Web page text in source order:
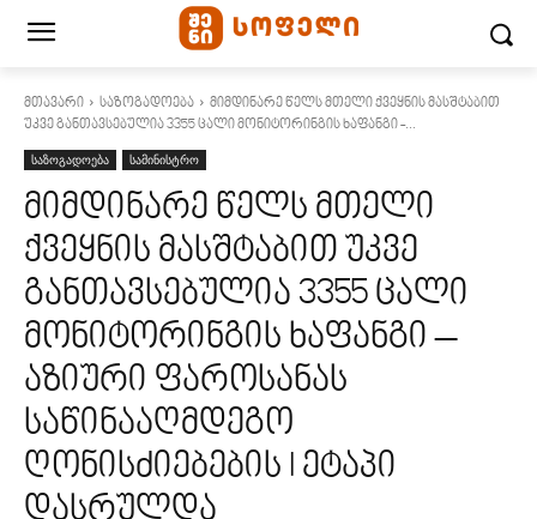
მთავარი საზოგადოება
მიმდინარე წელს მთელი ქვეყნის მასშტაბით
უკვე განთავსებულია 3355 ცალი მონიტორინგის ხაფანგი -...
საზოგადოება სამინისტრო
მიმდინარე წელს მთელი
ქვეყნის მასშტაბით უკვე
განთავსებულია 3355 ცალი
მონიტორინგის ხაფანგი –
აზიური ფაროსანას
საწინააღმდეგო
ღონისძიებების I ეტაპი
დასრულდა